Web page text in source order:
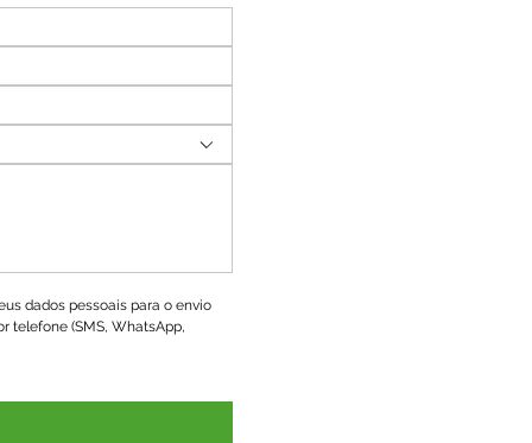
dados pessoais para o envio
telefone (SMS, WhatsApp,